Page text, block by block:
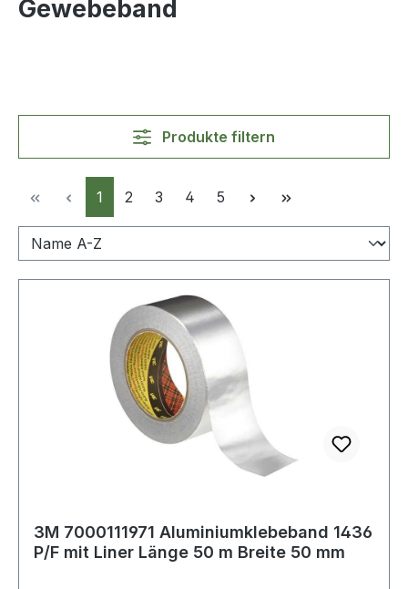
Gewebeband
Produkte filtern
Seite
1 Seite
2 Seite
3 Seite
4 Seite
5
3M 7000111971 Aluminiumklebeband 1436
P/F mit Liner Länge 50 m Breite 50 mm